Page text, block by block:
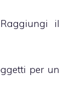
il
per un